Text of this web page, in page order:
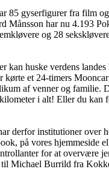
85 gyserfigurer fra film
Månsson har nu 4.193
og 28
huske verdens
et 24-timers
af venner og
i alt! Eller du
derfor institutioner
på vores
for at overvære
Michael Burrild fra